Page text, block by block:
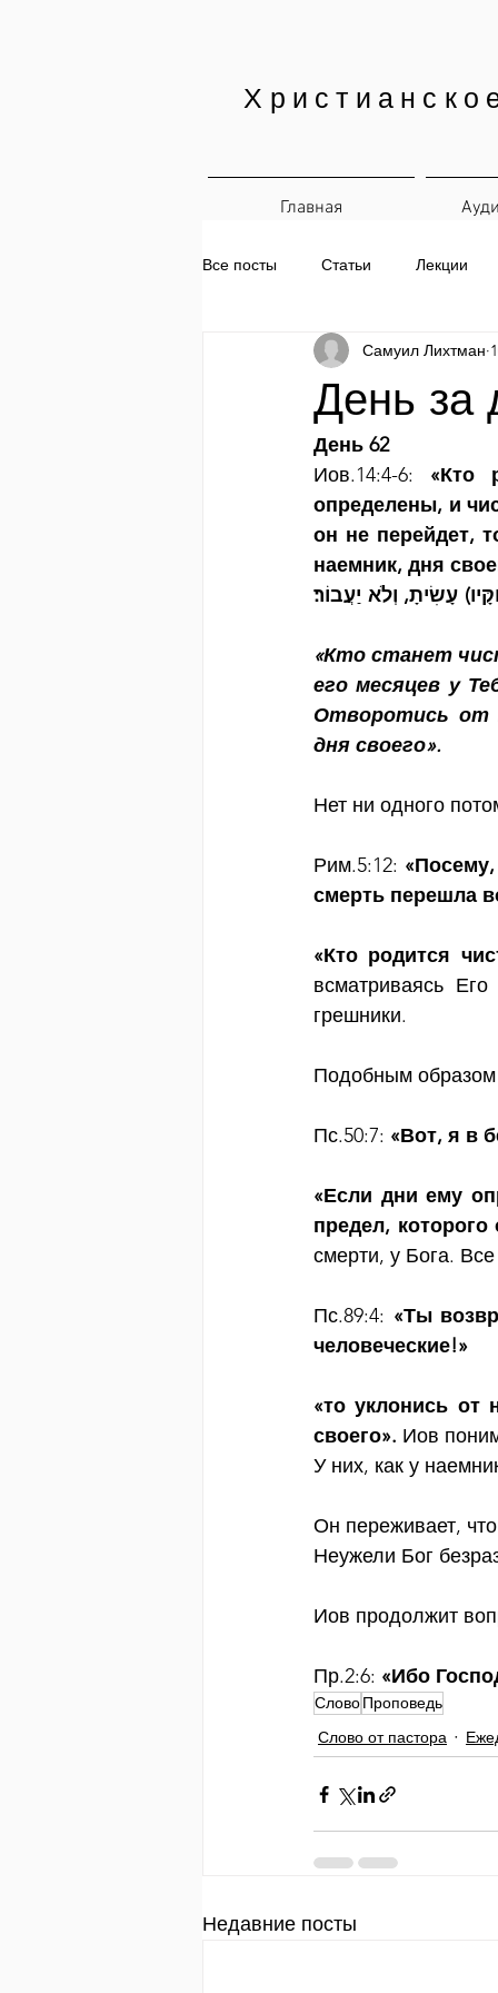
Главная
Все посты Статьи Лекции
Печатные материалы
День за
Самуил Лихтман
День 62
Иов.14:4-6: «Кто
определены, и
он не перейдет,
наемник, дня
«Кто станет
его месяцев у
Отворотись от
дня своего».
Нет ни одного
Рим.5:12:
смерть перешла
«Кто родится
всматриваясь
грешники.
Подобным образом
Пс.50:7: «Вот, я в
«Если дни ему
предел, которого
смерти, у Бога.
Пс.89:4: «Ты
человеческие!»
«то уклонись от
своего». Иов
У них, как у
Он переживает,
Неужели Бог
Иов продолжит
Пр.2:6: «Ибо
СловоПроповедь
Слово от пастора
Недавние посты